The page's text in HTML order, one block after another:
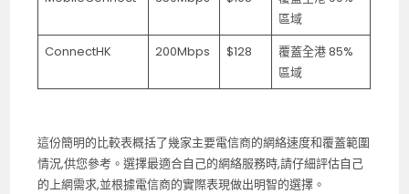
區域
ConnectHK
200Mbps $128
覆蓋全港 85%
區域
這份簡明的比較表概括了幾家主要電信商的網絡速度和覆蓋範圍
情況,供您參考。選擇最適合自己的網絡服務時,請仔細評估自己
的上網需求,並根據電信商的實際表現做出明智的選擇。